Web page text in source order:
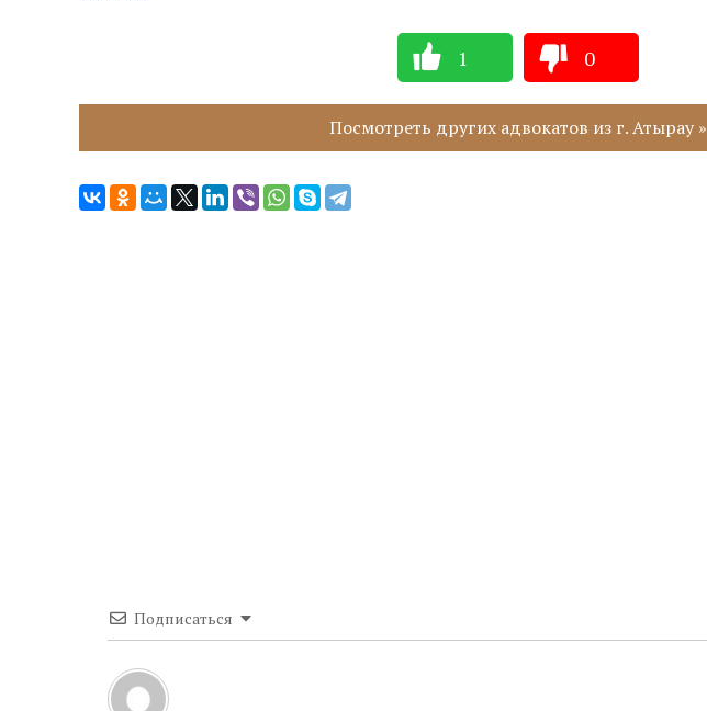
1 0
Посмотреть других адвокатов из г. Атырау »
Подписаться